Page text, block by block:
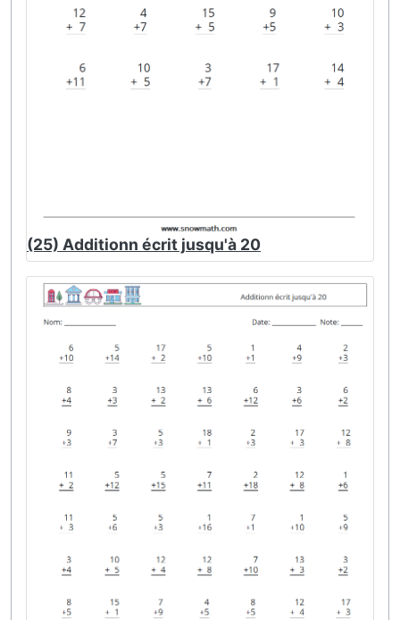
(25) Additionn écrit jusqu'à 20